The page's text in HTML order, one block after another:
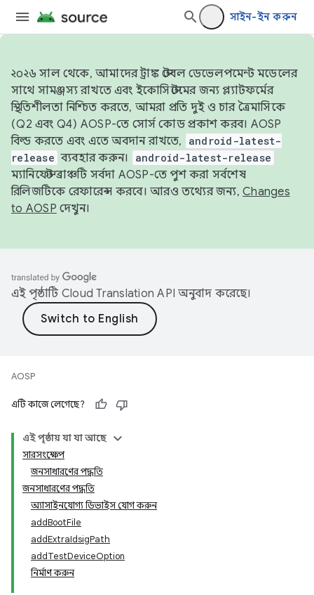
সাইন-ইন করুন
২০২৬ সাল থেকে, আমাদের ট্রাঙ্ক স্টেবল ডেভেলপমেন্ট মডেলের
সাথে সামঞ্জস্য রাখতে এবং ইকোসিস্টেমের জন্য প্ল্যাটফর্মের
স্থিতিশীলতা নিশ্চিত করতে, আমরা প্রতি দুই ও চার ত্রৈমাসিকে
(Q2 এবং Q4) AOSP-তে সোর্স কোড প্রকাশ করব। AOSP
বিল্ড করতে এবং এতে অবদান রাখতে,
android-latest-
release ব্যবহার করুন। android-latest-release
ম্যানিফেস্ট ব্রাঞ্চটি সর্বদা AOSP-তে পুশ করা সর্বশেষ
রিলিজটিকে রেফারেন্স করবে। আরও তথ্যের জন্য, Changes
to AOSP দেখুন।
এই পৃষ্ঠাটি Cloud Translation API অনুবাদ করেছে।
AOSP
এটি কাজে লেগেছে?
এই পৃষ্ঠায় যা যা আছে
সারসংক্ষেপ
জনসাধারণের পদ্ধতি
জনসাধারণের পদ্ধতি
অ্যাসাইনযোগ্য ডিভাইস যোগ করুন
addBootFile
addExtraIdsigPath
addTestDeviceOption
নির্মাণ করুন